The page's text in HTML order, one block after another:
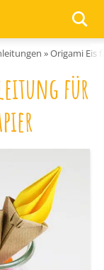
»Origami Eis
für